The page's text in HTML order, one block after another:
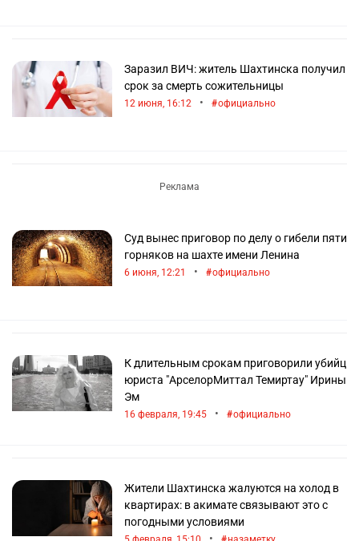
Заразил ВИЧ: житель Шахтинска получил
срок за смерть сожительницы
12 июня, 16:12 • официально
Суд вынес приговор по делу о гибели пяти
горняков на шахте имени Ленина
6 июня, 12:21 • официально
К длительным срокам приговорили убийц
юриста "АрселорМиттал Темиртау" Ирины
Эм
16 февраля, 19:45 • официально
Жители Шахтинска жалуются на холод в
квартирах: в акимате связывают это с
погодными условиями